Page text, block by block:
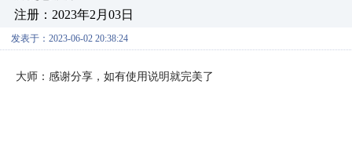
注册：2023年2月03日
发表于：2023-06-02 20:38:24
大师：感谢分享，如有使用说明就完美了